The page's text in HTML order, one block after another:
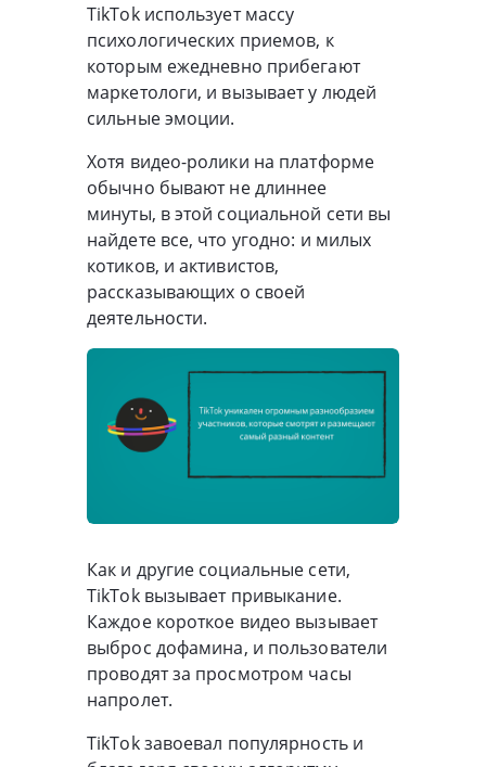
TikTok использует массу
психологических приемов, к
которым ежедневно прибегают
маркетологи, и вызывает у людей
сильные эмоции.
Хотя видео-ролики на платформе
обычно бывают не длиннее
минуты, в этой социальной сети вы
найдете все, что угодно: и милых
котиков, и активистов,
рассказывающих о своей
деятельности.
Как и другие социальные сети,
TikTok вызывает привыкание.
Каждое короткое видео вызывает
выброс дофамина, и пользователи
проводят за просмотром часы
напролет.
TikTok завоевал популярность и